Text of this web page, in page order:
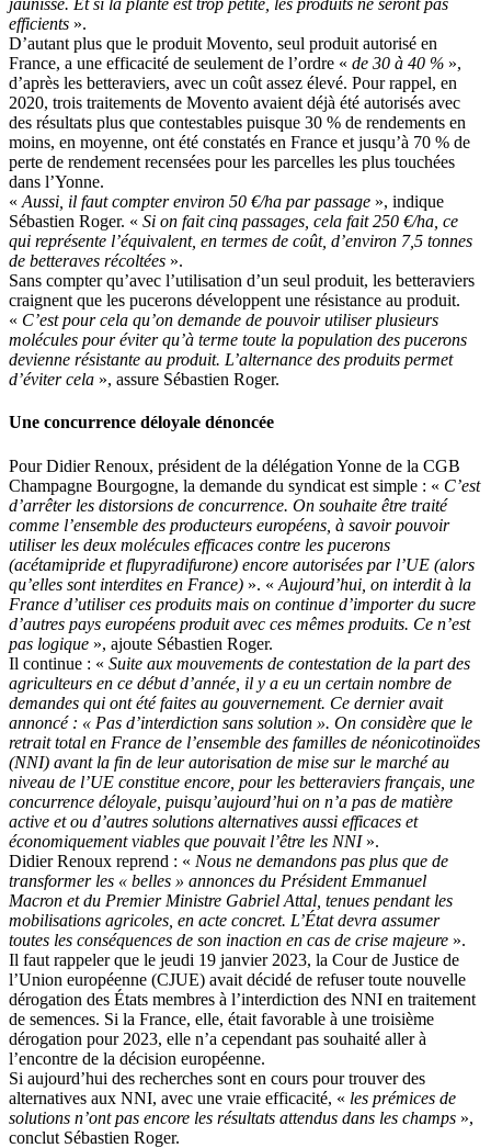
jaunisse. Et si la plante est trop petite, les produits ne seront pas
efficients ».
D’autant plus que le produit Movento, seul produit autorisé en
France, a une efficacité de seulement de l’ordre « de 30 à 40 % »,
d’après les betteraviers, avec un coût assez élevé. Pour rappel, en
2020, trois traitements de Movento avaient déjà été autorisés avec
des résultats plus que contestables puisque 30 % de rendements en
moins, en moyenne, ont été constatés en France et jusqu’à 70 % de
perte de rendement recensées pour les parcelles les plus touchées
dans l’Yonne.
« Aussi, il faut compter environ 50 €/ha par passage », indique
Sébastien Roger. « Si on fait cinq passages, cela fait 250 €/ha, ce
qui représente l’équivalent, en termes de coût, d’environ 7,5 tonnes
de betteraves récoltées ».
Sans compter qu’avec l’utilisation d’un seul produit, les betteraviers
craignent que les pucerons développent une résistance au produit.
« C’est pour cela qu’on demande de pouvoir utiliser plusieurs
molécules pour éviter qu’à terme toute la population des pucerons
devienne résistante au produit. L’alternance des produits permet
d’éviter cela », assure Sébastien Roger.
Une concurrence déloyale dénoncée
Pour Didier Renoux, président de la délégation Yonne de la CGB
Champagne Bourgogne, la demande du syndicat est simple : « C’est
d’arrêter les distorsions de concurrence. On souhaite être traité
comme l’ensemble des producteurs européens, à savoir pouvoir
utiliser les deux molécules efficaces contre les pucerons
(acétamipride et flupyradifurone) encore autorisées par l’UE (alors
qu’elles sont interdites en France) ». « Aujourd’hui, on interdit à la
France d’utiliser ces produits mais on continue d’importer du sucre
d’autres pays européens produit avec ces mêmes produits. Ce n’est
pas logique », ajoute Sébastien Roger.
Il continue : « Suite aux mouvements de contestation de la part des
agriculteurs en ce début d’année, il y a eu un certain nombre de
demandes qui ont été faites au gouvernement. Ce dernier avait
annoncé : « Pas d’interdiction sans solution ». On considère que le
retrait total en France de l’ensemble des familles de néonicotinoïdes
(NNI) avant la fin de leur autorisation de mise sur le marché au
niveau de l’UE constitue encore, pour les betteraviers français, une
concurrence déloyale, puisqu’aujourd’hui on n’a pas de matière
active et ou d’autres solutions alternatives aussi efficaces et
économiquement viables que pouvait l’être les NNI».
Didier Renoux reprend : « Nous ne demandons pas plus que de
transformer les « belles » annonces du Président Emmanuel
Macron et du Premier Ministre Gabriel Attal, tenues pendant les
mobilisations agricoles, en acte concret. L’État devra assumer
toutes les conséquences de son inaction en cas de crise majeure ».
Il faut rappeler que le jeudi 19 janvier 2023, la Cour de Justice de
l’Union européenne (CJUE) avait décidé de refuser toute nouvelle
dérogation des États membres à l’interdiction des NNI en traitement
de semences. Si la France, elle, était favorable à une troisième
dérogation pour 2023, elle n’a cependant pas souhaité aller à
l’encontre de la décision européenne.
Si aujourd’hui des recherches sont en cours pour trouver des
alternatives aux NNI, avec une vraie efficacité, « les prémices de
solutions n’ont pas encore les résultats attendus dans les champs »,
conclut Sébastien Roger.